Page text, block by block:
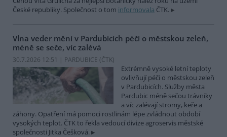
České republiky. Společnost o tom informovala ČTK.
Vlna veder mění v Pardubicích péči o městskou zeleň,
méně se seče, víc zalévá
30.7.2026 12:51 | PARDUBICE (ČTK)
Extrémně vysoké letní teploty
ovlivňují péči o městskou zeleň
v Pardubicích. Služby města
Pardubic méně sečou trávníky
a víc zalévají stromy, keře a
záhony. Opatření má pomoci rostlinám lépe zvládnout období
vysokých teplot. ČTK to řekla vedoucí divize agroservis městské
společnosti Jitka Češková.